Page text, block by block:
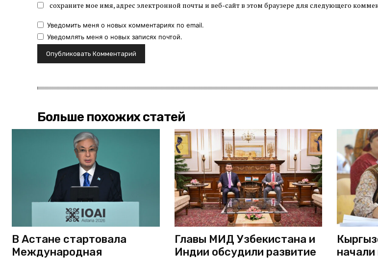
сохраните мое имя, адрес электронной почты и веб-сайт в этом браузере для следующего
Уведомить меня о новых комментариях по email.
Уведомлять меня о новых записях почтой.
Больше похожих статей
В Астане стартовала
Международная
Главы МИД Узбекистана и
Индии обсудили развитие